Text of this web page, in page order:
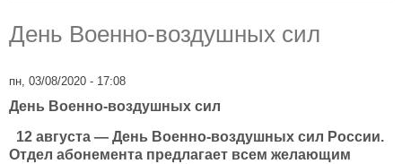
День Военно-воздушных сил
пн, 03/08/2020 - 17:08
День Военно-воздушных сил
12 августа — День Военно-воздушных сил России.
Отдел абонемента предлагает всем желающим